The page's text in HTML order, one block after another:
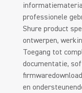
professionele
Shure product
ontwerpen,
Toegang tot
documentatie,
en